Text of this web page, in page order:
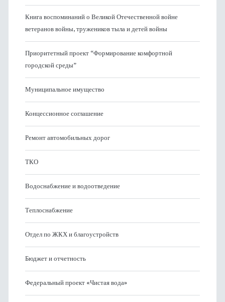
Книга воспоминаний о Великой Отечественной войне
ветеранов войны, тружеников тыла и детей войны
Приоритетный проект “Формирование комфортной
городской среды”
Муниципальное имущество
Концессионное соглашение
Ремонт автомобильных дорог
ТКО
Водоснабжение и водоотведение
Теплоснабжение
Отдел по ЖКХ и благоустройств
Бюджет и отчетность
Федеральный проект «Чистая вода»